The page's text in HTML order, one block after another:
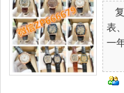
复
表
一